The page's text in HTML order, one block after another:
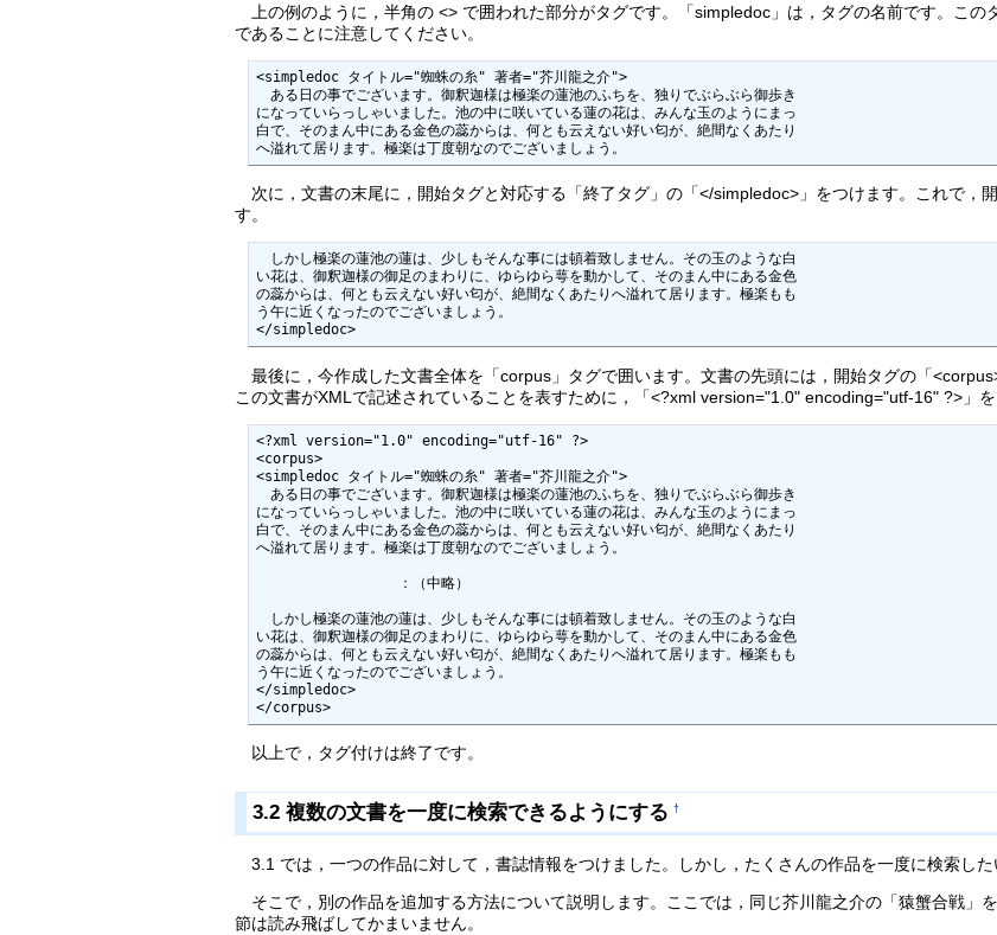
上の例のように，半角の <> で囲われた部分がタグです。「simpledoc」は，タグの名前です。こ
であることに注意してください。
<simpledoc タイトル="蜘蛛の糸" 著者="芥川龍之介">
ある日の事でございます。御釈迦様は極楽の蓮池のふちを、独りでぶらぶら御歩き
になっていらっしゃいました。池の中に咲いている蓮の花は、みんな玉のようにまっ
白で、そのまん中にある金色の蕊からは、何とも云えない好い匂が、絶間なくあたり
へ溢れて居ります。極楽は丁度朝なのでございましょう。
次に，文書の末尾に，開始タグと対応する「終了タグ」の「</simpledoc>」をつけます。これで，
す。
しかし極楽の蓮池の蓮は、少しもそんな事には頓着致しません。その玉のような白
い花は、御釈迦様の御足のまわりに、ゆらゆら萼を動かして、そのまん中にある金色
の蕊からは、何とも云えない好い匂が、絶間なくあたりへ溢れて居ります。極楽もも
う午に近くなったのでございましょう。
</simpledoc>
最後に，今作成した文書全体を「corpus」タグで囲います。文書の先頭には，開始タグの「
この文書がXMLで記述されていることを表すために，「<?xml version="1.0" encoding="utf-16" ?>」
<?xml version="1.0" encoding="utf-16" ?>
<corpus>
<simpledoc タイトル="蜘蛛の糸" 著者="芥川龍之介">
ある日の事でございます。御釈迦様は極楽の蓮池のふちを、独りでぶらぶら御歩き
になっていらっしゃいました。池の中に咲いている蓮の花は、みんな玉のようにまっ
白で、そのまん中にある金色の蕊からは、何とも云えない好い匂が、絶間なくあたり
へ溢れて居ります。極楽は丁度朝なのでございましょう。
：（中略）
しかし極楽の蓮池の蓮は、少しもそんな事には頓着致しません。その玉のような白
い花は、御釈迦様の御足のまわりに、ゆらゆら萼を動かして、そのまん中にある金色
の蕊からは、何とも云えない好い匂が、絶間なくあたりへ溢れて居ります。極楽もも
う午に近くなったのでございましょう。
</simpledoc>
</corpus>
以上で，タグ付けは終了です。
3.2 複数の文書を一度に検索できるようにする †
3.1 では，一つの作品に対して，書誌情報をつけました。しかし，たくさんの作品を一度に検索した
そこで，別の作品を追加する方法について説明します。ここでは，同じ芥川龍之介の「猿蟹合戦」
節は読み飛ばしてかまいません。